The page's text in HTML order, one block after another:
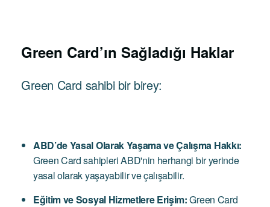
Green Card’ın Sağladığı Haklar
Green Card sahibi bir birey:
ABD’de Yasal Olarak Yaşama ve Çalışma Hakkı:
Green Card sahipleri ABD'nin herhangi bir yerinde
yasal olarak yaşayabilir ve çalışabilir.
Eğitim ve Sosyal Hizmetlere Erişim:Green Card